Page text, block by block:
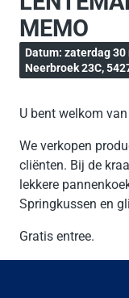
MEMO
Datum: zaterdag
Neerbroek 23C,
U bent welkom
We verkopen
cliënten. Bij de
lekkere
Springkussen en
Gratis entree.